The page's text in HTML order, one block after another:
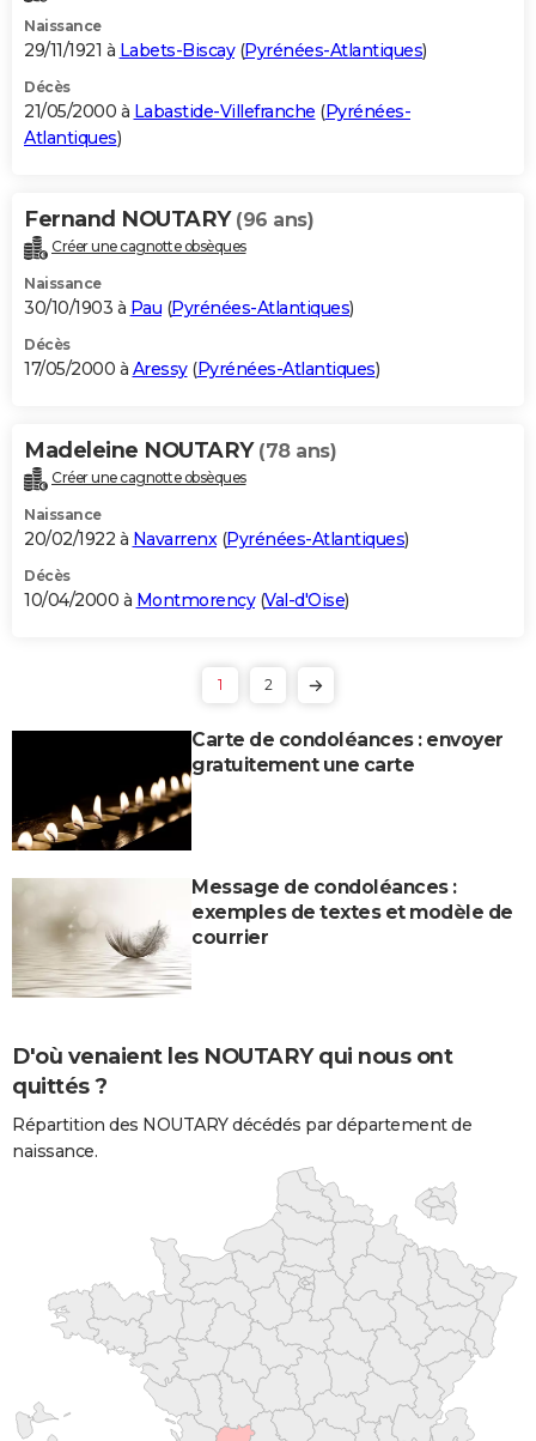
Naissance
29/11/1921 à Labets-Biscay(Pyrénées-Atlantiques)
Décès
21/05/2000 à Labastide-Villefranche (Pyrénées-
Atlantiques)
Fernand NOUTARY (96 ans)
Créer une cagnotte obsèques
Naissance
30/10/1903 à Pau (Pyrénées-Atlantiques)
Décès
17/05/2000 à Aressy(Pyrénées-Atlantiques)
Madeleine NOUTARY (78 ans)
Créer une cagnotte obsèques
Naissance
20/02/1922 à Navarrenx (Pyrénées-Atlantiques)
Décès
10/04/2000 à Montmorency(Val-d'Oise)
1 2
Carte de condoléances : envoyer
gratuitement une carte
Message de condoléances :
exemples de textes et modèle de
courrier
D'où venaient les NOUTARY qui nous ont
quittés ?
Répartition des NOUTARY décédés par département de
naissance.